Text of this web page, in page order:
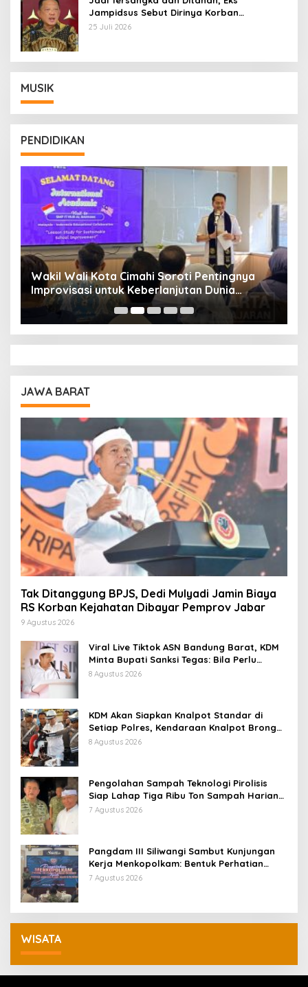
Jampidsus Sebut Dirinya Korban
Kriminalisasi
25 Juli 2026
MUSIK
PENDIDIKAN
Wakil Wali Kota Cimahi Soroti Pentingnya
Improvisasi untuk Keberlanjutan Dunia
Pendidikan
JAWA BARAT
Tak Ditanggung BPJS, Dedi Mulyadi Jamin Biaya
RS Korban Kejahatan Dibayar Pemprov Jabar
9 Agustus 2026
Viral Live Tiktok ASN Bandung Barat, KDM
Minta Bupati Sanksi Tegas: Bila Perlu
Pemberhentian
8 Agustus 2026
KDM Akan Siapkan Knalpot Standar di
Setiap Polres, Kendaraan Knalpot Brong
Tertangkap Langsung Ganti
8 Agustus 2026
Pengolahan Sampah Teknologi Pirolisis
Siap Lahap Tiga Ribu Ton Sampah Harian
Jawa Barat
7 Agustus 2026
Pangdam III Siliwangi Sambut Kunjungan
Kerja Menkopolkam: Bentuk Perhatian
Pemerintah
7 Agustus 2026
WISATA